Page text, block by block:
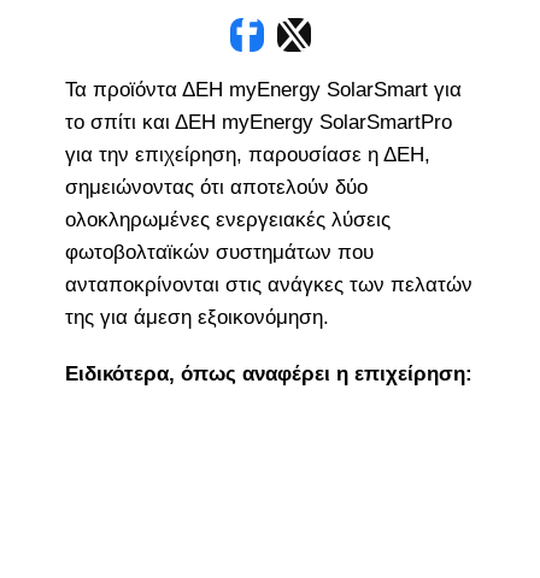
Τα προϊόντα ΔΕΗ myEnergy SolarSmart για
το σπίτι και ΔΕΗ myEnergy SolarSmartPro
για την επιχείρηση, παρουσίασε η ΔΕΗ,
σημειώνοντας ότι αποτελούν δύο
ολοκληρωμένες ενεργειακές λύσεις
φωτοβολταϊκών συστημάτων που
ανταποκρίνονται στις ανάγκες των πελατών
της για άμεση εξοικονόμηση.
Ειδικότερα, όπως αναφέρει η επιχείρηση: